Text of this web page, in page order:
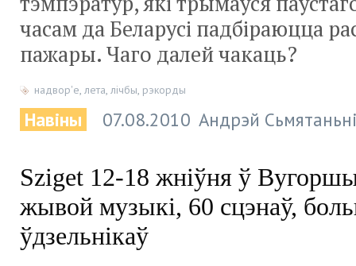
часам да Беларусі падбіраюцца
пажары. Чаго далей чакаць?
надвор'е, лета, лічбы, рэкорды
Навіны 07.08.2010 Андрэй
Sziget 12-18 жніўня ў
жывой музыкі, 60 сцэнаў,
ўдзельнікаў